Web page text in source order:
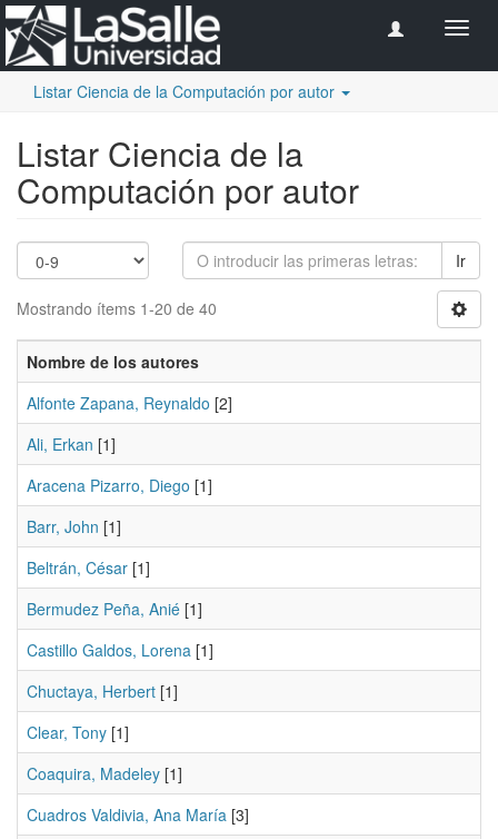
Listar Ciencia de la Computación por autor
Listar Ciencia de la
Computación por autor
Ir
Mostrando ítems 1-20 de 40
Nombre de los autores
Alfonte Zapana, Reynaldo [2]
Ali, Erkan [1]
Aracena Pizarro, Diego [1]
Barr, John [1]
Beltrán, César [1]
Bermudez Peña, Anié [1]
Castillo Galdos, Lorena [1]
Chuctaya, Herbert [1]
Clear, Tony [1]
Coaquira, Madeley [1]
Cuadros Valdivia, Ana María [3]